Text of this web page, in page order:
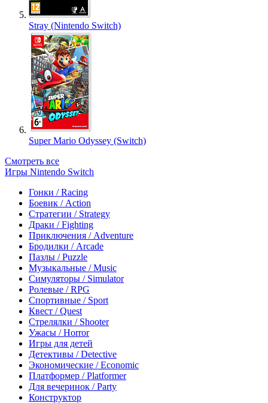
Stray (Nintendo Switch)
Super Mario Odyssey (Switch)
Смотреть все
Игры Nintendo Switch
Гонки / Racing
Боевик / Action
Стратегии / Strategy
Драки / Fighting
Приключения / Adventure
Бродилки / Arcade
Пазлы / Puzzle
Музыкальные / Music
Симуляторы / Simulator
Ролевые / RPG
Спортивные / Sport
Квест / Quest
Стрелялки / Shooter
Ужасы / Horror
Игры для детей
Детективы / Detective
Экономические / Economic
Платформер / Platformer
Для вечеринок / Party
Конструктор